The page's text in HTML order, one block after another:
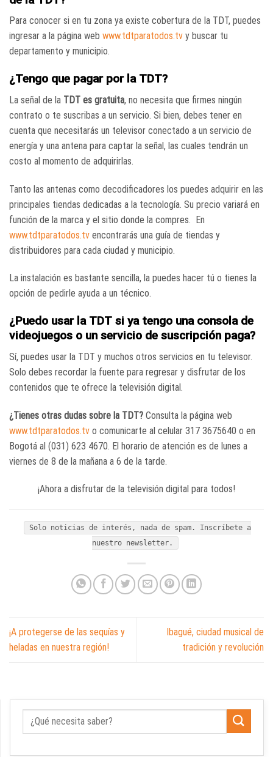
Para conocer si en tu zona ya existe cobertura de la TDT, puedes
ingresar a la página web www.tdtparatodos.tv y buscar tu
departamento y municipio.
¿Tengo que pagar por la TDT?
La señal de la TDT es gratuita, no necesita que firmes ningún
contrato o te suscribas a un servicio. Si bien, debes tener en
cuenta que necesitarás un televisor conectado a un servicio de
energía y una antena para captar la señal, las cuales tendrán un
costo al momento de adquirirlas.
Tanto las antenas como decodificadores los puedes adquirir en las
principales tiendas dedicadas a la tecnología. Su precio variará en
función de la marca y el sitio donde la compres. En
www.tdtparatodos.tv encontrarás una guía de tiendas y
distribuidores para cada ciudad y municipio.
La instalación es bastante sencilla, la puedes hacer tú o tienes la
opción de pedirle ayuda a un técnico.
¿Puedo usar la TDT si ya tengo una consola de
videojuegos o un servicio de suscripción paga?
Sí, puedes usar la TDT y muchos otros servicios en tu televisor.
Solo debes recordar la fuente para regresar y disfrutar de los
contenidos que te ofrece la televisión digital.
¿Tienes otras dudas sobre la TDT? Consulta la página web
www.tdtparatodos.tv o comunicarte al celular 317 3675640 o en
Bogotá al (031) 623 4670. El horario de atención es de lunes a
viernes de 8 de la mañana a 6 de la tarde.
¡Ahora a disfrutar de la televisión digital para todos!
Solo noticias de interés, nada de spam. Inscríbete a
nuestro newsletter.
¡A protegerse de las sequías y
heladas en nuestra región!
Ibagué, ciudad musical de
tradición y revolución